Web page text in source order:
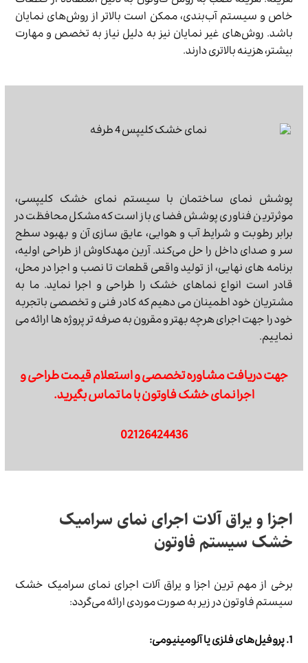
خاص و سیستم آب‌بندی، ممکن است بالاتر از روش‌های نمایان
باشد. روش‌های غیر نمایان نیز به دلیل نیاز به تخصص و مهارت
بیشتر، هزینه بالاتری دارند.
پوشش نمای ساختمان با سیستم نمای خشک کلیپسی،
موثرترین فناوری پوشش فضای باز است که مشکل محافظت در
برابر رطوبت و شرایط آب و هوایی، عایق سازی آن و بهبود سطح
سر و صدای داخل را حل می‌کند. آرین مهدکاوش از طراحی اولیه،
برنامه های نهایی، از تولید واقعی قطعات تا نصب و اجرا در محل،
قادر است انواع نماهای خشک را طراحی و اجرا نماید. ما به
مشتریان خود اطمینان می دهیم که کادر فنی و تخصصی باتجربه
خود را جهت اجرای هرچه بهتر و مقرون به صرفه تر پروژه ها ارائه می
نماییم.
جهت دریافت مشاوره تخصصی و استعلام قیمت طراحی و
اجرا نمای خشک فاوتون با ما تماس بگیرید.
02126424436
اجزا و یراق آلات اجرای نمای سرامیک
خشک سیستم فاوتون
برخی از مهم ترین اجزا و یراق آلات اجرای نمای سرامیک خشک
سیستم فاوتون در زیر به صورت موردی ارائه می‌گردد:
1. پروفیل‌های فلزی یا آلومینیومی: